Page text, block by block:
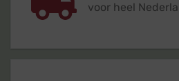
voor heel